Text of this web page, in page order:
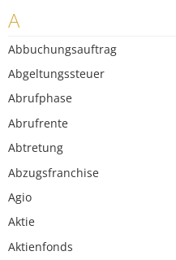
A
Abbuchungsauftrag
Abgeltungssteuer
Abrufphase
Abrufrente
Abtretung
Abzugsfranchise
Agio
Aktie
Aktienfonds